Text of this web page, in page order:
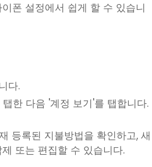
폰 설정에서 쉽게 할 수 있습니
다.
한 다음 '계정 보기'를 탭합니다.
등록된 지불방법을 확인하고, 새
또는 편집할 수 있습니다.